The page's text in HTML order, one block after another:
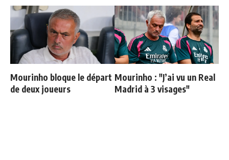
Mourinho bloque le départ
de deux joueurs
Mourinho : "J’ai vu un Real
Madrid à 3 visages"